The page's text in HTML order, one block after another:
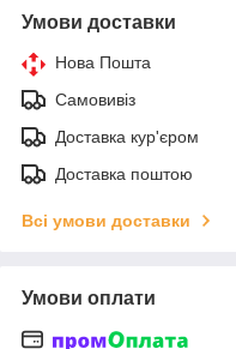
Умови доставки
Нова Пошта
Самовивіз
Доставка кур'єром
Доставка поштою
Всі умови доставки
Умови оплати